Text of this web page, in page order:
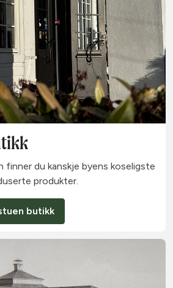
finner du kanskje byens koseligste
produkter.
butikk